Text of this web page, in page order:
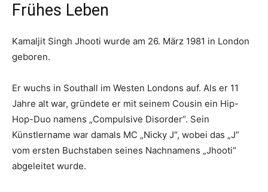
Frühes Leben
Kamaljit Singh Jhooti wurde am 26. März 1981 in London
geboren.
Er wuchs in Southall im Westen Londons auf. Als er 11
Jahre alt war, gründete er mit seinem Cousin ein Hip-
Hop-Duo namens „Compulsive Disorder“. Sein
Künstlername war damals MC „Nicky J“, wobei das „J“
vom ersten Buchstaben seines Nachnamens „Jhooti“
abgeleitet wurde.